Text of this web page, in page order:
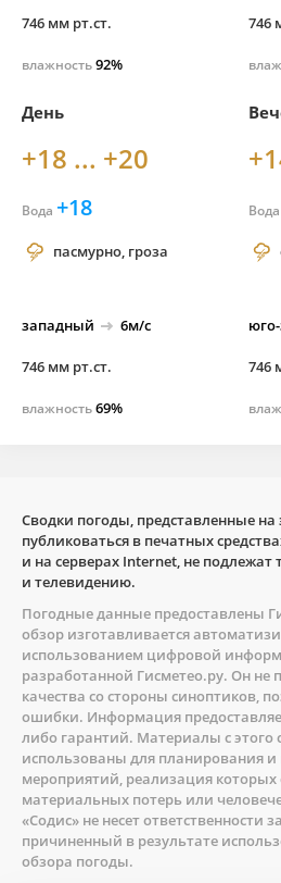
746 мм рт.ст.
влажность92%
746
День
+18 ... +20
Вода +18
пасмурно, гроза
западный 6м/с
746 мм рт.ст.
влажность69%
Вода
юго-
746
Сводки погоды, представленные на
публиковаться в печатных
и на серверах Internet, не
и телевидению.
Погодные данные предоставлены
обзор изготавливается
использованием цифровой
разработанной Гисметео.ру. Он не
качества со стороны синоптиков,
ошибки. Информация
либо гарантий. Материалы с этого
использованы для планирования и
мероприятий, реализация которых
материальных потерь или
«Содис» не несет
причиненный в результате
обзора погоды.